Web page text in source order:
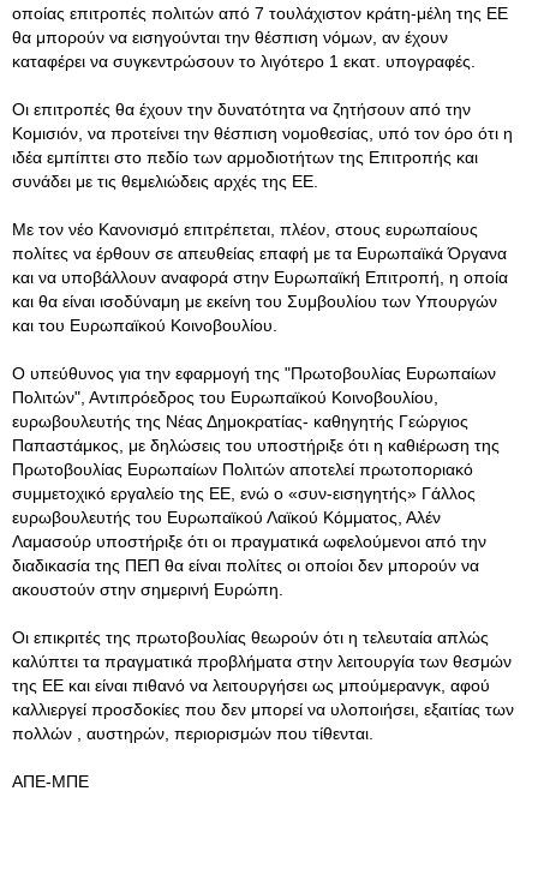
οποίας επιτροπές πολιτών από 7 τουλάχιστον κράτη-μέλη της ΕΕ
θα μπορούν να εισηγούνται την θέσπιση νόμων, αν έχουν
καταφέρει να συγκεντρώσουν το λιγότερο 1 εκατ. υπογραφές.
Οι επιτροπές θα έχουν την δυνατότητα να ζητήσουν από την
Κομισιόν, να προτείνει την θέσπιση νομοθεσίας, υπό τον όρο ότι η
ιδέα εμπίπτει στο πεδίο των αρμοδιοτήτων της Επιτροπής και
συνάδει με τις θεμελιώδεις αρχές της ΕΕ.
Με τον νέο Κανονισμό επιτρέπεται, πλέον, στους ευρωπαίους
πολίτες να έρθουν σε απευθείας επαφή με τα Ευρωπαϊκά Όργανα
και να υποβάλλουν αναφορά στην Ευρωπαϊκή Επιτροπή, η οποία
και θα είναι ισοδύναμη με εκείνη του Συμβουλίου των Υπουργών
και του Ευρωπαϊκού Κοινοβουλίου.
Ο υπεύθυνος για την εφαρμογή της "Πρωτοβουλίας Ευρωπαίων
Πολιτών", Αντιπρόεδρος του Ευρωπαϊκού Κοινοβουλίου,
ευρωβουλευτής της Νέας Δημοκρατίας- καθηγητής Γεώργιος
Παπαστάμκος, με δηλώσεις του υποστήριξε ότι η καθιέρωση της
Πρωτοβουλίας Ευρωπαίων Πολιτών αποτελεί πρωτοποριακό
συμμετοχικό εργαλείο της ΕΕ, ενώ ο «συν-εισηγητής» Γάλλος
ευρωβουλευτής του Ευρωπαϊκού Λαϊκού Κόμματος, Αλέν
Λαμασούρ υποστήριξε ότι οι πραγματικά ωφελούμενοι από την
διαδικασία της ΠΕΠ θα είναι πολίτες οι οποίοι δεν μπορούν να
ακουστούν στην σημερινή Ευρώπη.
Οι επικριτές της πρωτοβουλίας θεωρούν ότι η τελευταία απλώς
καλύπτει τα πραγματικά προβλήματα στην λειτουργία των θεσμών
της ΕΕ και είναι πιθανό να λειτουργήσει ως μπούμερανγκ, αφού
καλλιεργεί προσδοκίες που δεν μπορεί να υλοποιήσει, εξαιτίας των
πολλών , αυστηρών, περιορισμών που τίθενται.
ΑΠΕ-ΜΠΕ